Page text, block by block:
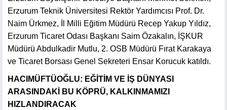
Erzurum Teknik Üniversitesi Rektör Yardımcısı Prof. Dr.
Naim Ürkmez, İl Milli Eğitim Müdürü Recep Yakup Yıldız,
Erzurum Ticaret Odası Başkanı Saim Özakalın, İŞKUR
Müdürü Abdulkadir Mutlu, 2. OSB Müdürü Fırat Karakaya
ve Ticaret Borsası Genel Sekreteri Ensar Korucuk katıldı.
HACIMÜFTÜOĞLU: EĞİTİM VE İŞ DÜNYASI
ARASINDAKİ BU KÖPRÜ, KALKINMAMIZI
HIZLANDIRACAK